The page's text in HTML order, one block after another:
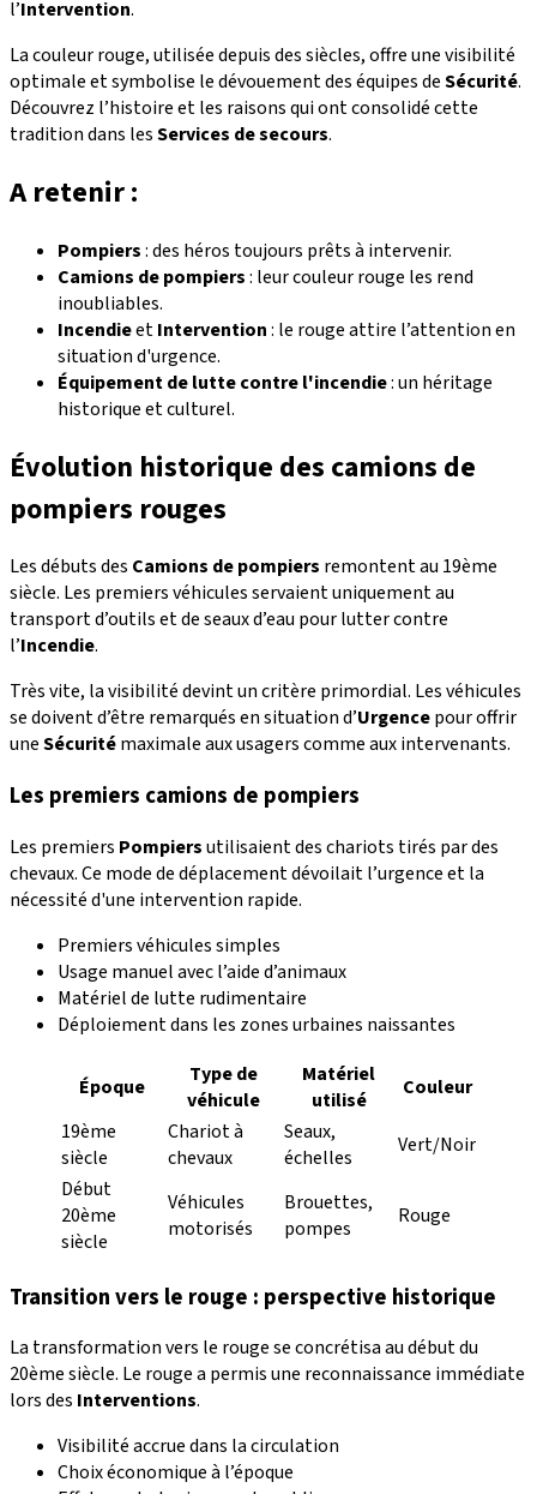
l’Intervention.
La couleur rouge, utilisée depuis des siècles, offre une visibilité
optimale et symbolise le dévouement des équipes deSécurité.
Découvrez l’histoire et les raisons qui ont consolidé cette
tradition dans lesServices de secours.
A retenir :
Pompiers: des héros toujours prêts à intervenir.
Camions de pompiers: leur couleur rouge les rend
inoubliables.
IncendieetIntervention: le rouge attire l’attention en
situation d'urgence.
Équipement de lutte contre l'incendie: un héritage
historique et culturel.
Évolution historique des camions de
pompiers rouges
Les débuts des Camions de pompiers remontent au 19ème
siècle. Les premiers véhicules servaient uniquement au
transport d’outils et de seaux d’eau pour lutter contre
l’Incendie.
Très vite, la visibilité devint un critère primordial. Les véhicules
se doivent d’être remarqués en situation d’Urgencepour offrir
uneSécuritémaximale aux usagers comme aux intervenants.
Les premiers camions de pompiers
Les premiers Pompiersutilisaient des chariots tirés par des
chevaux. Ce mode de déplacement dévoilait l’urgence et la
nécessité d'une intervention rapide.
Premiers véhicules simples
Usage manuel avec l’aide d’animaux
Matériel de lutte rudimentaire
Déploiement dans les zones urbaines naissantes
Époque
Type de
véhicule
Matériel
utilisé
Couleur
19ème
siècle
Chariot à
chevaux
Seaux,
échelles
Vert/Noir
Début
20ème
siècle
Véhicules
motorisés
Brouettes,
pompes
Rouge
Transition vers le rouge : perspective historique
La transformation vers le rouge se concrétisa au début du
20ème siècle. Le rouge a permis une reconnaissance immédiate
lors des Interventions.
Visibilité accrue dans la circulation
Choix économique à l’époque